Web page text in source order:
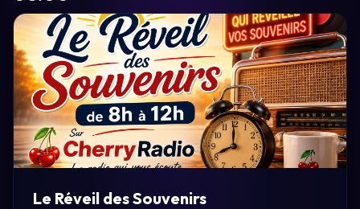
Le Réveil des Souvenirs